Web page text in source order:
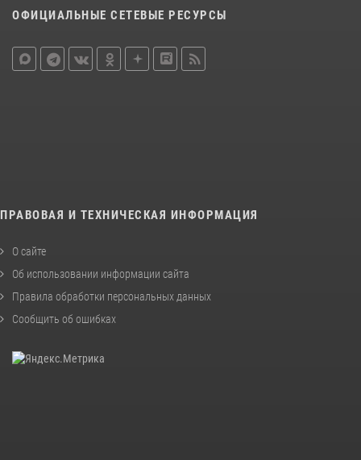
ОФИЦИАЛЬНЫЕ СЕТЕВЫЕ РЕСУРСЫ
ПРАВОВАЯ И ТЕХНИЧЕСКАЯ ИНФОРМАЦИЯ
О сайте
Об использовании информации сайта
Правила обработки персональных данных
Сообщить об ошибках